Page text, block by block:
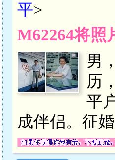
平>
M62264将照
男
历
平
成伴侣。征